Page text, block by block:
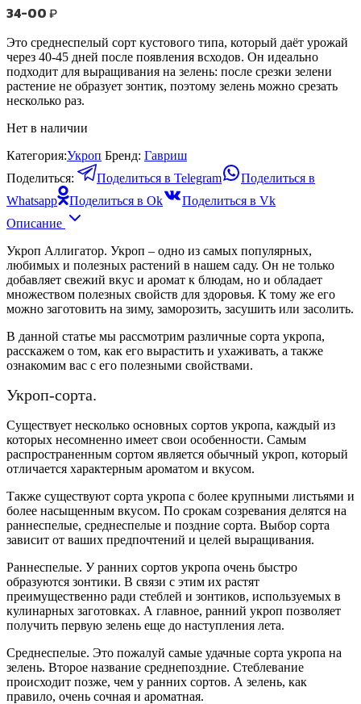
34-00₽
Это среднеспелый сорт кустового типа, который даёт урожай
через 40-45 дней после появления всходов. Он идеально
подходит для выращивания на зелень: после срезки зелени
растение не образует зонтик, поэтому зелень можно срезать
несколько раз.
Нет в наличии
Категория:Укроп Бренд: Гавриш
Поделиться:
Поделиться в Telegram
Поделиться в
Whatsapp
Поделиться в Ok
Поделиться в Vk
Описание
Укроп Аллигатор. Укроп – одно из самых популярных,
любимых и полезных растений в нашем саду. Он не только
добавляет свежий вкус и аромат к блюдам, но и обладает
множеством полезных свойств для здоровья. К тому же его
можно заготовить на зиму, заморозить, засушить или засолить.
В данной статье мы рассмотрим различные сорта укропа,
расскажем о том, как его вырастить и ухаживать, а также
ознакомим вас с его полезными свойствами.
Укроп-сорта.
Существует несколько основных сортов укропа, каждый из
которых несомненно имеет свои особенности. Самым
распространенным сортом является обычный укроп, который
отличается характерным ароматом и вкусом.
Также существуют сорта укропа с более крупными листьями и
более насыщенным вкусом. По срокам созревания делятся на
раннеспелые, среднеспелые и поздние сорта. Выбор сорта
зависит от ваших предпочтений и целей выращивания.
Раннеспелые. У ранних сортов укропа очень быстро
образуются зонтики. В связи с этим их растят
преимущественно ради стеблей и зонтиков, используемых в
кулинарных заготовках. А главное, ранний укроп позволяет
получить первую зелень еще до наступления лета.
Среднеспелые. Это пожалуй самые удачные сорта укропа на
зелень. Второе название среднепоздние. Стеблевание
происходит позже, чем у ранних сортов. А зелень, как
правило, очень сочная и ароматная.